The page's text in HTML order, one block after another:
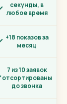
секунды, в
любое время
+18 показов за
месяц
7 из 10 заявок
отсортированы
до звонка